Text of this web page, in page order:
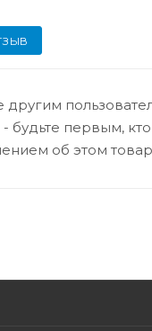
другим
будьте первым,
об этом